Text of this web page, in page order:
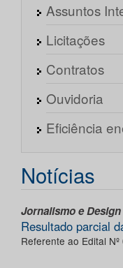
Assuntos
Licitações
Contratos
Ouvidoria
Eficiência
Notícias
Jornalismo e
Resultado parcial
Referente ao Edital